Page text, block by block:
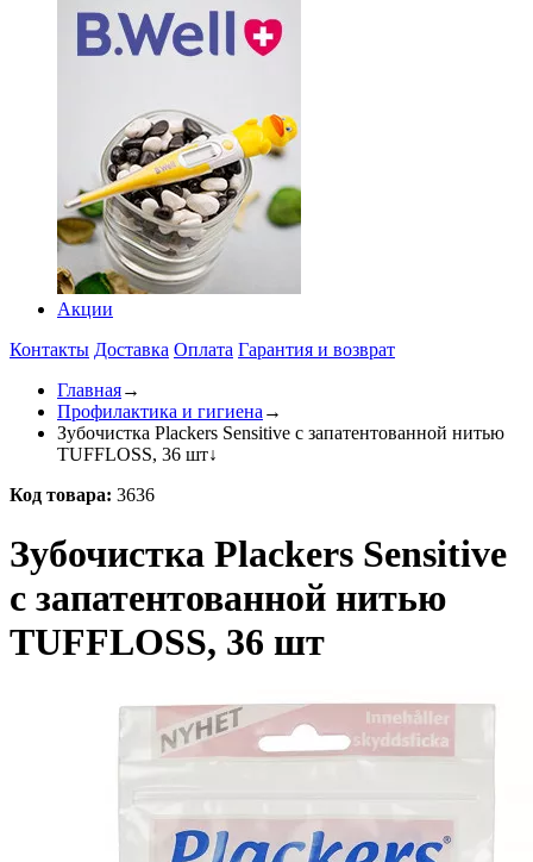
Акции
Контакты Доставка Оплата Гарантия и возврат
Главная→
Профилактика и гигиена →
Зубочистка Plackers Sensitive с запатентованной нитью
TUFFLOSS, 36 шт↓
Код товара: 3636
Зубочистка Plackers Sensitive
с запатентованной нитью
TUFFLOSS, 36 шт